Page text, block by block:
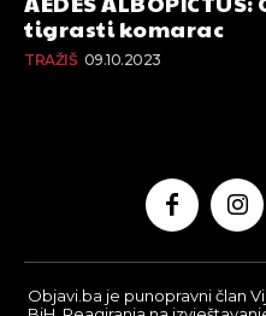
tigrasti komarac
TRAŽIŠ 09.10.2023
Objavi.ba je punopravni član